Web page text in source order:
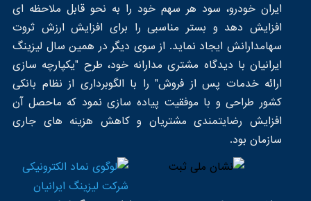
ایران خودرو، سود هر سهم خود را به نحو قابل ملاحظه ای
افزایش دهد و بستر مناسبی را برای افزایش ارزش ثروت
سهامدارانش ایجاد نماید. از سوی دیگر در همین سال لیزینگ
ایرانیان با دیدگاه مشتری مدارانه خود، طرح "یکپارچه سازی
ارائه خدمات پس از فروش" را با الگوبرداری از نظام بانکی
کشور طراحی و با موفقیت پیاده سازی نمود که ماحصل آن
افزایش رضایتمندی مشتریان و کاهش هزینه های جاری
سازمان بود.